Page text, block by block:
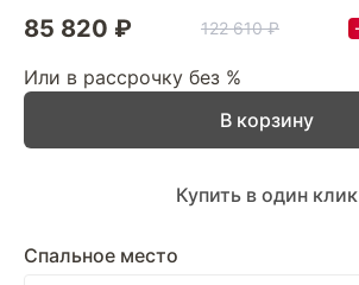
85 820 ₽ 122 610 ₽
Или в рассрочку без %
Спальное место
В корзину
Купить в один клик